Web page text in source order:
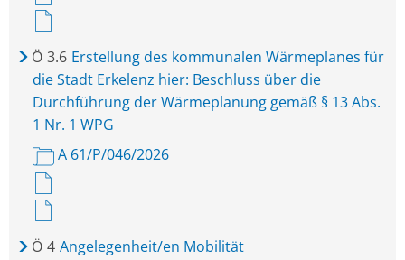
Ö 3.6 Erstellung des kommunalen Wärmeplanes für
die Stadt Erkelenz hier: Beschluss über die
Durchführung der Wärmeplanung gemäß § 13 Abs.
1 Nr. 1 WPG
A 61/P/046/2026
Ö 4 Angelegenheit/en Mobilität